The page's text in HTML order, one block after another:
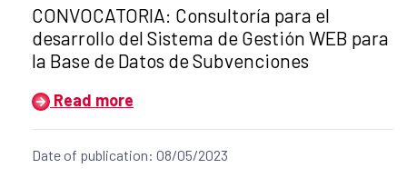
Title of the announcement:
CONVOCATORIA: Consultoría para el
desarrollo del Sistema de Gestión WEB para
la Base de Datos de Subvenciones
Read more
Date of publication: 08/05/2023